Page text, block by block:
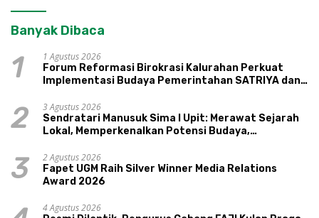
Banyak Dibaca
1
1 Agustus 2026
Forum Reformasi Birokrasi Kalurahan Perkuat
Implementasi Budaya Pemerintahan SATRIYA dan
2
3 Agustus 2026
Sendratari Manusuk Sima I Upit: Merawat Sejarah
Lokal, Memperkenalkan Potensi Budaya,
3
2 Agustus 2026
Fapet UGM Raih Silver Winner Media Relations
Award 2026
4 Agustus 2026